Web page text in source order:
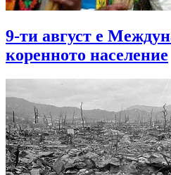
9-ти август е
коренното население